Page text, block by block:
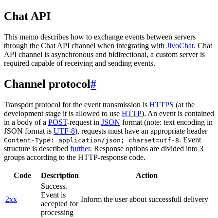
Chat API
This memo describes how to exchange events between servers
through the Chat API channel when integrating with JivoChat. Chat
API channel is asynchronous and bidirectional, a custom server is
required capable of receiving and sending events.
Channel protocol#
Transport protocol for the event transmission is HTTPS (at the
development stage it is allowed to use HTTP). An event is contained
in a body of a POST-request in JSON format (note: text encoding in
JSON format is UTF-8), requests must have an appropriate header
Content-Type: application/json; charset=utf-8. Event
structure is described further. Response options are divided into 3
groups according to the HTTP-response code.
Code Description Action
2xx
Success.
Event is
accepted for
processing
Inform the user about successfull delivery